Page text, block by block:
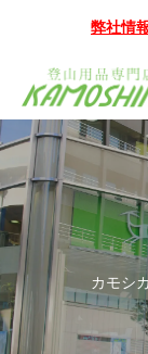
弊社情
カモシ